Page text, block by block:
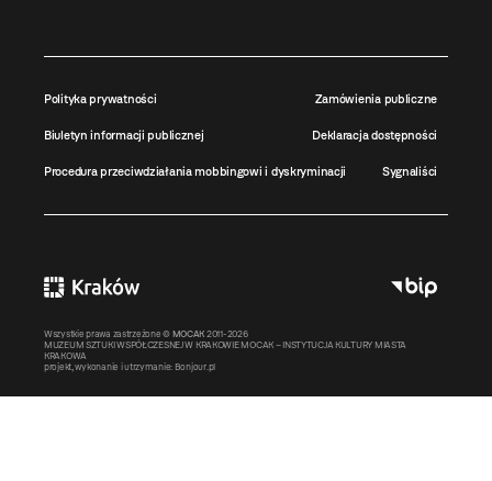
Polityka prywatności Zamówienia publiczne
Biuletyn informacji publicznej Deklaracja dostępności
Procedura przeciwdziałania mobbingowi i dyskryminacji Sygnaliści
Wszystkie prawa zastrzeżone © MOCAK 2011-2026
MUZEUM SZTUKI WSPÓŁCZESNEJ W KRAKOWIE MOCAK – INSTYTUCJA KULTURY MIASTA
KRAKOWA
projekt, wykonanie i utrzymanie: Bonjour.pl